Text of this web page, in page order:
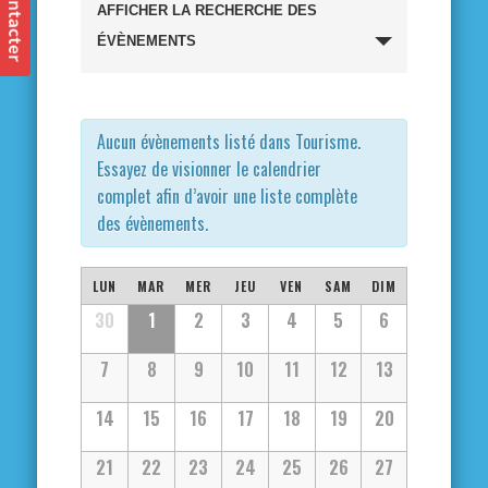
et
de
vues
Évènements
AFFICHER LA RECHERCHE DES
ÉVÈNEMENTS
Aucun évènements listé dans Tourisme.
Essayez de visionner le calendrier
complet afin d’avoir une liste complète
des évènements.
Calendrier
de
Évènements
Calendrier
Évènements
LUN MAR MER JEU VEN SAM DIM
30 1 2 3 4 5
6
7
8 9 10 11 12
13
14
15 16 17 18 19
20
21
22 23 24 25 26 27